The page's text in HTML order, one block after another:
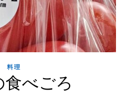
料理
べごろ